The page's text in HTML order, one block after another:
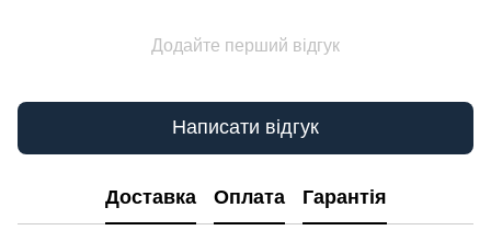
Додайте перший відгук
Написати відгук
Доставка Оплата Гарантія